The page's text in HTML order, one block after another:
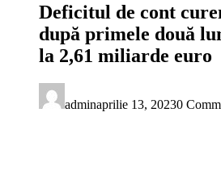
Deficitul de cont
după primele două
la 2,61 miliarde euro
adminaprilie 13, 20230